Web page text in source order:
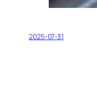
2025-07-31